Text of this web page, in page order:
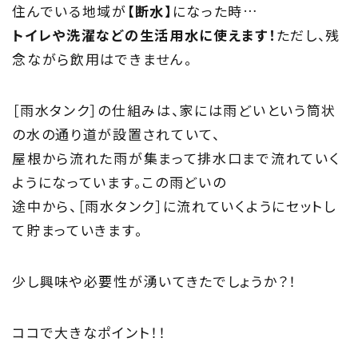
住んでいる地域が 【断水】 になった時…
トイレや洗濯などの生活用水に使えます！ ただし、残
念ながら飲用はできません。
［雨水タンク］の仕組みは、家には雨どいという筒状
の水の通り道が設置されていて、
屋根から流れた雨が集まって排水口まで流れていく
ようになっています。この雨どいの
途中から、［雨水タンク］に流れていくようにセットし
て貯まっていきます。
少し興味や必要性が湧いてきたでしょうか？！
ココで大きなポイント！！